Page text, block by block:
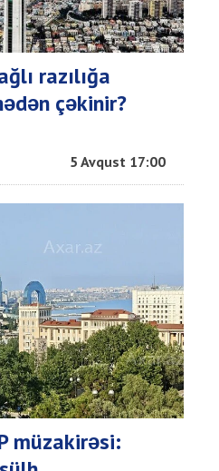
razılığa
çəkinir?
5 Avqust 17:00
müzakirəsi: